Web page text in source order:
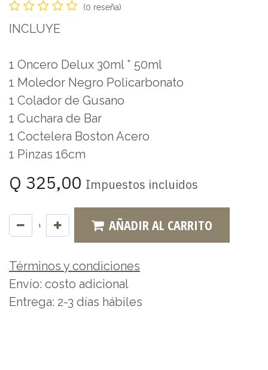
(0 reseña)
INCLUYE
1 Oncero Delux 30ml * 50ml
1 Moledor Negro Policarbonato
1 Colador de Gusano
1 Cuchara de Bar
1 Coctelera Boston Acero
1 Pinzas 16cm
Q 325,00 Impuestos incluidos
AÑADIR AL CARRITO
Términos y condiciones
Envío: costo adicional
Entrega: 2-3 días hábiles